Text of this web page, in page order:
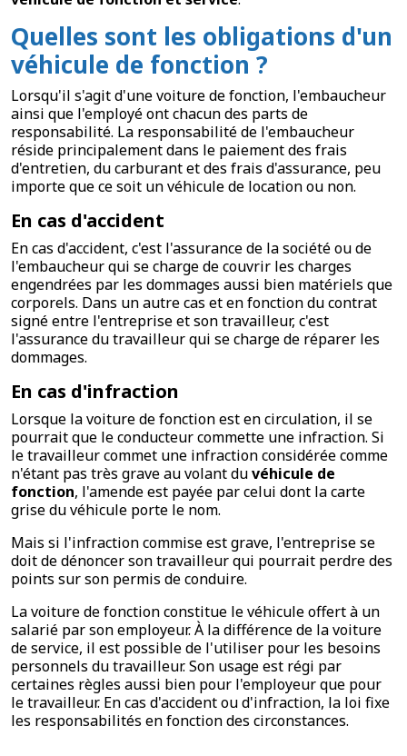
Quelles sont les obligations d'un
véhicule de fonction ?
Lorsqu'il s'agit d'une voiture de fonction, l'embaucheur
ainsi que l'employé ont chacun des parts de
responsabilité. La responsabilité de l'embaucheur
réside principalement dans le paiement des frais
d'entretien, du carburant et des frais d'assurance, peu
importe que ce soit un véhicule de location ou non.
En cas d'accident
En cas d'accident, c'est l'assurance de la société ou de
l'embaucheur qui se charge de couvrir les charges
engendrées par les dommages aussi bien matériels que
corporels. Dans un autre cas et en fonction du contrat
signé entre l'entreprise et son travailleur, c'est
l'assurance du travailleur qui se charge de réparer les
dommages.
En cas d'infraction
Lorsque la voiture de fonction est en circulation, il se
pourrait que le conducteur commette une infraction. Si
le travailleur commet une infraction considérée comme
n'étant pas très grave au volant duvéhicule de
fonction, l'amende est payée par celui dont la carte
grise du véhicule porte le nom.
Mais si l'infraction commise est grave, l'entreprise se
doit de dénoncer son travailleur qui pourrait perdre des
points sur son permis de conduire.
La voiture de fonction constitue le véhicule offert à un
salarié par son employeur. À la différence de la voiture
de service, il est possible de l'utiliser pour les besoins
personnels du travailleur. Son usage est régi par
certaines règles aussi bien pour l'employeur que pour
le travailleur. En cas d'accident ou d'infraction, la loi fixe
les responsabilités en fonction des circonstances.